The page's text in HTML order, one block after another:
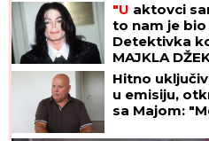
"U aktovci
to nam je bio
Detektivka
MAJKLA
posle 23
TAJNA
Hitno
u emisiju,
sa Majom: